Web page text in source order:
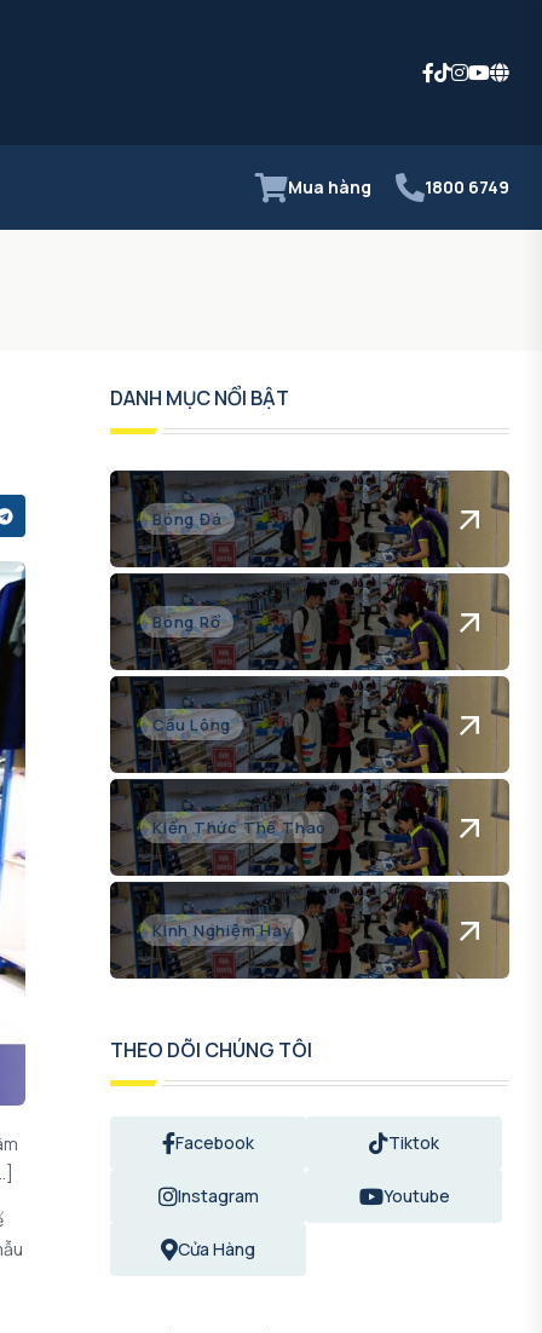
Mua hàng 1800 6749
DANH MỤC NỔI BẬT
Bóng Đá
Bóng Rổ
Cầu Lông
Kiến Thức Thể Thao
Kinh Nghiệm Hay
THEO DÕI CHÚNG TÔI
Facebook Tiktok
Instagram Youtube
Cửa Hàng